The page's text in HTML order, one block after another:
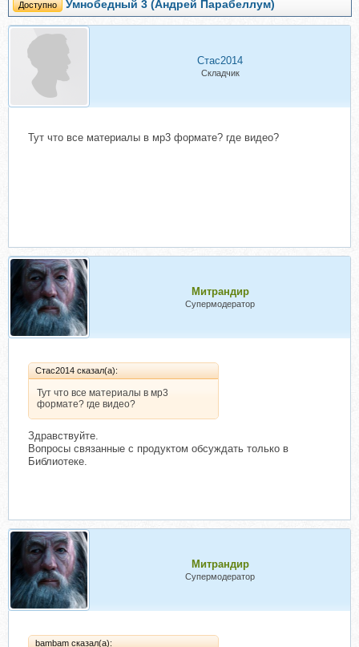
Доступно Умнобедный 3 (Андрей Парабеллум)
Стас2014
Складчик
Тут что все материалы в мр3 формате? где видео?
Митрандир
Супермодератор
Стас2014 сказал(а):
Тут что все материалы в мр3
формате? где видео?
Здравствуйте.
Вопросы связанные с продуктом обсуждать только в
Библиотеке.
Митрандир
Супермодератор
bambam сказал(а):